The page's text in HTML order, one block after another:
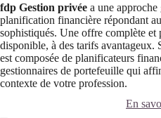
fdp Gestion privée a une approche
planification financière répondant
sophistiqués. Une offre complète et
disponible, à des tarifs avantageux.
est composée de planificateurs
gestionnaires de portefeuille qui
contexte de votre profession.
En